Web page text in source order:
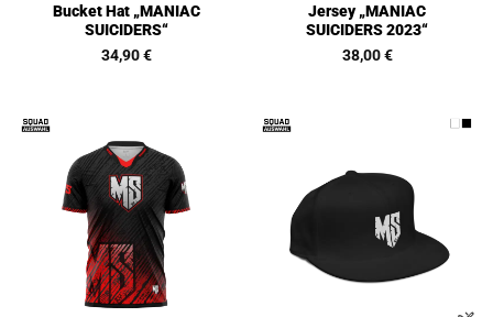
Bucket Hat „MANIAC
SUICIDERS“
34,90€
Jersey „MANIAC
SUICIDERS 2023“
38,00€